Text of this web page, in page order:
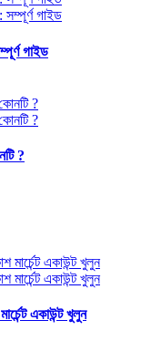
গাইড
?
একাউন্ট খুলুন